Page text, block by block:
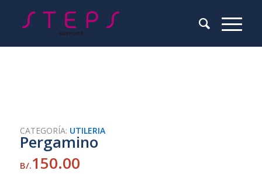
CATEGORÍA: UTILERIA
Pergamino
B/.150.00